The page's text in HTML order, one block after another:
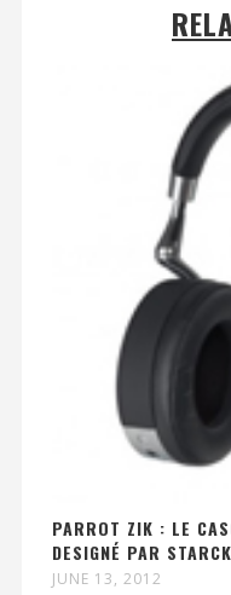
PARROT ZIK : LE
DESIGNÉ PAR
JUNE 13, 2012